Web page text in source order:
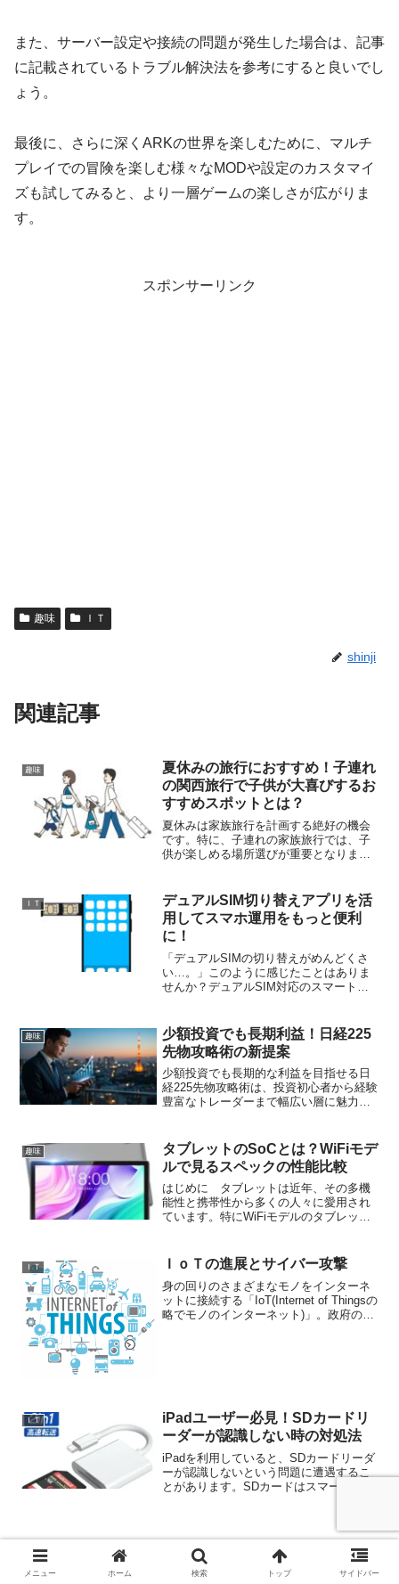
また、サーバー設定や接続の問題が発生した場合は、記事
に記載されているトラブル解決法を参考にすると良いでし
ょう。
最後に、さらに深くARKの世界を楽しむために、マルチ
プレイでの冒険を楽しむ様々なMODや設定のカスタマイ
ズも試してみると、より一層ゲームの楽しさが広がりま
す。
スポンサーリンク
趣味 ＩＴ
shinji
関連記事
趣味
夏休みの旅行におすすめ！子連れ
の関西旅行で子供が大喜びするお
すすめスポットとは？
夏休みは家族旅行を計画する絶好の機会
です。特に、子連れの家族旅行では、子
供が楽しめる場所選びが重要となりま
ります。本記事では、子供が大喜びする
関西のおすすめ旅行スポットをご紹介し
ます。動物とふれあえる場所から自然を
満喫できる場所、さらには体験型のスポ
ットやリラックスできるリゾートまで、
さまざまな選択肢がそろっています。子
連れでの関西旅行を楽しく、充実したも
のにするための参考にしてください。
ＩＴ
デュアルSIM切り替えアプリを活
用してスマホ運用をもっと便利
に！
「デュアルSIMの切り替えがめんどくさ
い…。」このように感じたことはありま
せんか？デュアルSIM対応のスマートフ
トを最大限に活かすためには、データ通
信の切り替えを頻繁...
趣味
少額投資でも長期利益！日経225
先物攻略術の新提案
少額投資でも長期的な利益を目指せる日
経225先物攻略術は、投資初心者から経験
豊富なトレーダーまで幅広い層に魅力的
新時代の日経225先物投資戦略として注目
されており、日中立会の始値と終値を活
用したシンプルなルールに基づいていま
す。この手法により感情的な判断を排除
し、機械的かつ安定したトレードが可能
です。
趣味
タブレットのSoCとは？WiFiモデ
ルで見るスペックの性能比較
はじめに タブレットは近年、その多機
能性と携帯性から多くの人々に愛用され
ています。特にWiFiモデルのタブレット
ます。しかし、タブレットを選ぶ際には
多くの要素を考慮...
ＩＴ ＩｏＴの進展とサイバー攻撃
身の回りのさまざまなモノをインターネ
ットに接続する「IoT(Internet of Thingsの
略でモノのインターネット)」。政府の成
ＩＴ
iPadユーザー必見！SDカードリ
ーダーが認識しない時の対処法
iPadを利用していると、SDカードリーダ
ーが認識しないという問題に遭遇するこ
とがあります。SDカードはスマートフォ
iPadでの使用時に認識されないトラブル
は少なくあり...
メニュー ホーム 検索 トップ サイドバー